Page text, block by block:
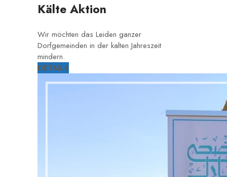
Kälte Aktion
Wir möchten das Leiden ganzer
Dorfgemeinden in der kalten Jahreszeit
mindern.
DETAILS